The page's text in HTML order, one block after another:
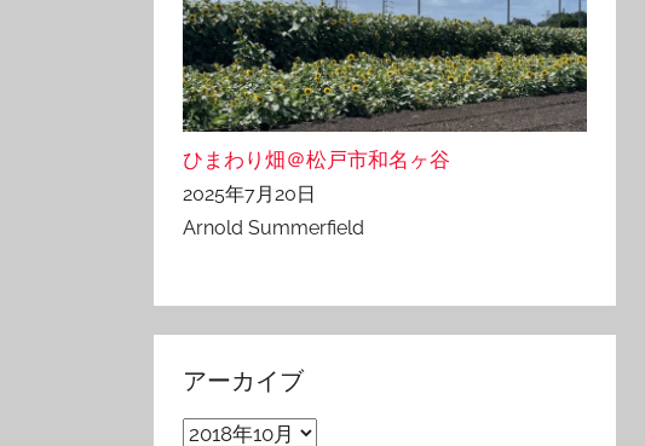
ひまわり畑＠松戸市和名ヶ谷
2025年7月20日
Arnold Summerfield
アーカイブ
ア